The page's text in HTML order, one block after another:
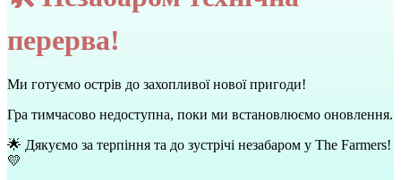
перерва!
Ми готуємо острів до захопливої нової пригоди!
Гра тимчасово недоступна, поки ми встановлюємо оновлення.
🌟 Дякуємо за терпіння та до зустрічі незабаром у The Farmers!
💛